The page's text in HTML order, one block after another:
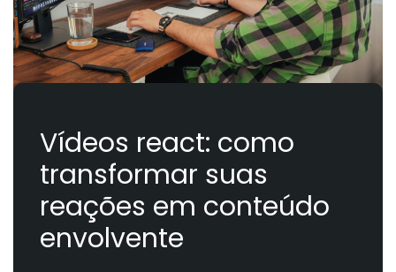
Vídeos react: como
transformar suas
reações em conteúdo
envolvente